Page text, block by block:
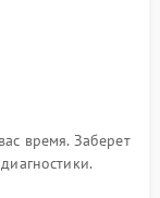
время. Заберет